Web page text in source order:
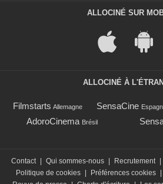
ALLOCINÉ SUR
ALLOCINÉ À
Filmstarts Allemagne SensaCine
AdoroCinema Brésil
Contact Qui sommes-nous Recrutement
Politique de cookies
Préférences cookies